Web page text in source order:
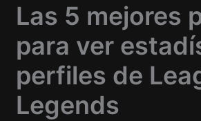
Las 5 mejores
para ver
perfiles de
Legends